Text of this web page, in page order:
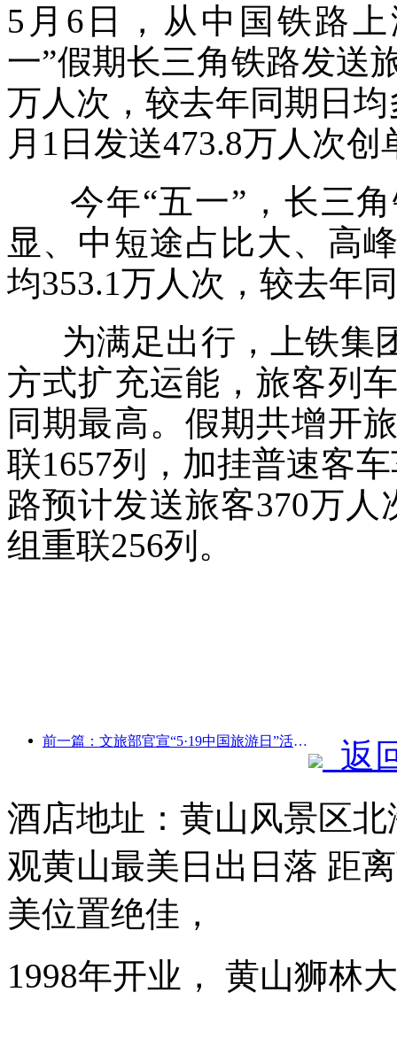
5月6日，从中国铁路
一”假期长三角铁路发送
万人次，较去年同期日
月1日发送473.8万人次创
今年“五一”，长三角
显、中短途占比大、高
均353.1万人次，较去年
为满足出行，上铁集
方式扩充运能，旅客列
同期最高。假期共增开
联1657列，加挂普速客
路预计发送旅客370万
组重联256列。
前一篇：文旅部官宣“5·19中国旅游日”活动 拟投入惠民补贴超10亿元
返
酒店地址：黄山风景区
观黄山最美日出日落 距
美位置绝佳，
1998年开业， 黄山狮